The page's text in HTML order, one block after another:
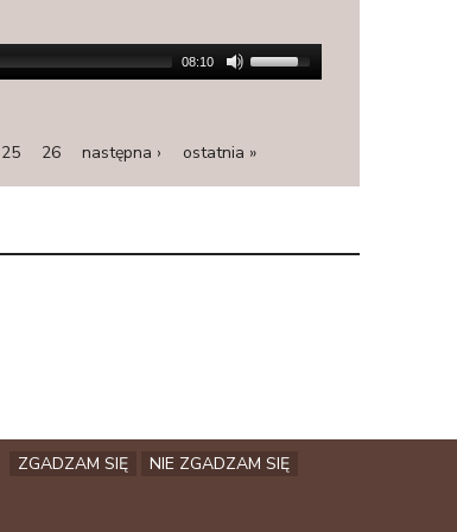
08:10
25 26 następna › ostatnia »
ZGADZAM SIĘ NIE ZGADZAM SIĘ